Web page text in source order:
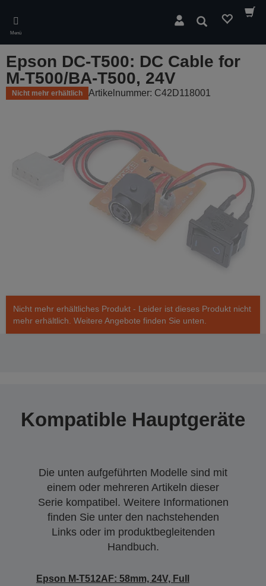
main
content
Menü
Suchen
Epson DC-T500: DC Cable for
M-T500/BA-T500, 24V
Nicht mehr erhältlich Artikelnummer: C42D118001
Nicht mehr erhältliches Produkt - Leider ist dieses Produkt nicht
mehr erhältlich. Weitere Angebote finden Sie unten.
Kompatible Hauptgeräte
Die unten aufgeführten Modelle sind mit
einem oder mehreren Artikeln dieser
Serie kompatibel. Weitere Informationen
finden Sie unter den nachstehenden
Links oder im produktbegleitenden
Handbuch.
Epson M-T512AF: 58mm, 24V, Full